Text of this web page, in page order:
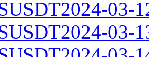
03-
03-